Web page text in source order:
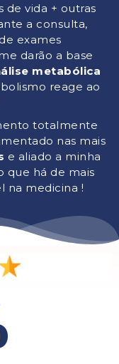
de vida + outras
a consulta,
exames
darão a base
metabólica
reage ao
totalmente
nas mais
e aliado a minha
que há de mais
na medicina !